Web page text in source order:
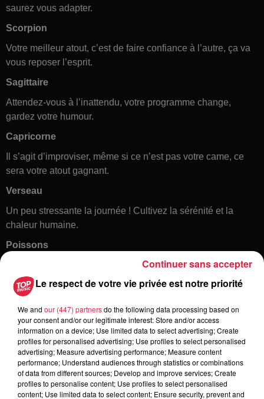
saurez vous adapter.
Scorpion
Votre meilleur atout, c’est de faire confiance à l’autre, ça va
vous reposer l’esprit.
Sagittaire
Attendez-vous à l’inattendu, votre programme change,
gardez votre humour.
Capricorne
Il s’agit d’improviser, même si ce n’est pas votre came, ce
sera votre atout gagnant.
Verseau
Un peu stressante la journée ! Cultivez la sérénité et la
chaleur humaine.
Poissons
Savourez les petits bonheurs du quotidien, il y aura peut-
être une bonne surprise !
Toute l'actu
Le respect de votre vie privée est notre priorité
We and our (447) partnersdo the following data processing based on
your consent and/or our legitimate interest: Store and/or access
information on a device; Use limited data to select advertising; Create
profiles for personalised advertising; Use profiles to select personalised
advertising; Measure advertising performance; Measure content
performance; Understand audiences through statistics or combinations
of data from different sources; Develop and improve services; Create
profiles to personalise content; Use profiles to select personalised
content; Use limited data to select content; Ensure security, prevent and
Continuer sans accepter